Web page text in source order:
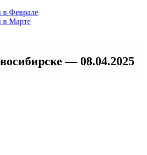
в Феврале
в Марте
— 08.04.2025